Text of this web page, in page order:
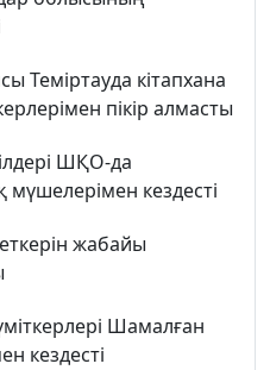
Теміртауда кітапхана
пікір алмасты
ШҚО-да
кездесті
жабайы
Шамалған
кездесті